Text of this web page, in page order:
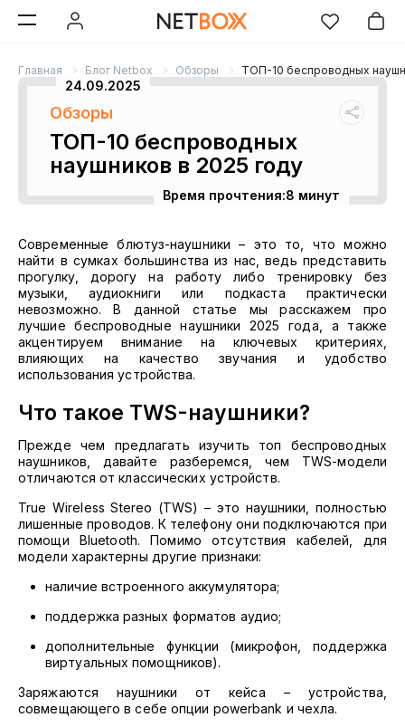
Главная Блог Netbox Обзоры ТОП-10 беспроводных
24.09.2025
Обзоры
ТОП-10 беспроводных
наушников в 2025 году
Время прочтения:8 минут
Современные блютуз-наушники – это то, что можно
найти в сумках большинства из нас, ведь представить
прогулку, дорогу на работу либо тренировку без
музыки, аудиокниги или подкаста практически
невозможно. В данной статье мы расскажем про
лучшие беспроводные наушники 2025 года, а также
акцентируем внимание на ключевых критериях,
влияющих на качество звучания и удобство
использования устройства.
Что такое TWS-наушники?
Прежде чем предлагать изучить топ беспроводных
наушников, давайте разберемся, чем TWS-модели
отличаются от классических устройств.
True Wireless Stereo (TWS) – это наушники, полностью
лишенные проводов. К телефону они подключаются при
помощи Bluetooth. Помимо отсутствия кабелей, для
модели характерны другие признаки:
наличие встроенного аккумулятора;
поддержка разных форматов аудио;
дополнительные функции (микрофон, поддержка
виртуальных помощников).
Заряжаются наушники от кейса – устройства,
совмещающего в себе опции powerbank и чехла.